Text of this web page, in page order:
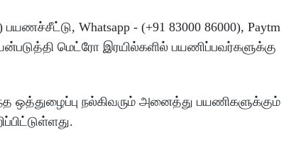
Whatsapp - (+91 83000 86000), Paytm
மெட்ரோ இரயில்களில் பயணிப்பவர்களுக்கு
ஒத்துழைப்பு நல்கிவரும் அனைத்து பயணிகளுக்கும்